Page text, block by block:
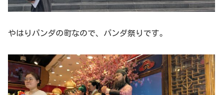
やはりパンダの町なので、パンダ祭りです。